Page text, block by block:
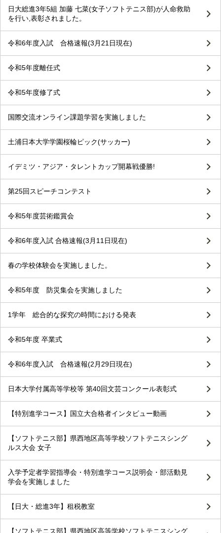
日大総進3年5組 加藤 七菜(女子ソフトテニス部)が人命救助
を行い,表彰されました。
令和6年度入試 合格速報(3月21日現在)
令和5年度離任式
令和5年度修了式
国際交流オンライン課題学習を実施しました
土浦日本大学学園桜輪ピック(サッカー)
イデミツ・アジア・タレントカップ開幕戦優勝!
第25回スピーチコンテスト
令和5年度芸術鑑賞会
令和6年度入試 合格速報(3月11日現在)
春の学校体験会を実施しました。
令和5年度 防災集会を実施しました
1学年 総合的な探究の時間における発表
令和5年度 卒業式
令和6年度入試 合格速報(2月29日現在)
日本大学付属高等学校等 第40回文芸コンクール表彰式
【特別進学コース】国立大合格者インタビュー動画
【ソフトテニス部】県西地区高等学校ソフトテニスシング
ルス大会 女子
入学予定者学習指導会・特別進学コース説明会・部活動見
学会を実施しました
【日大・総進3年】租税教室
【ソフトテニス部】県西地区高等学校ソフトテニスシング